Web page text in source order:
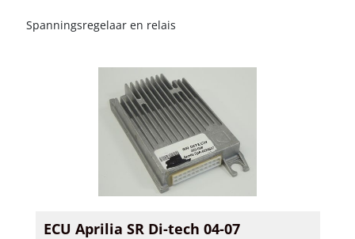
Spanningsregelaar en relais
ECU Aprilia SR Di-tech 04-07